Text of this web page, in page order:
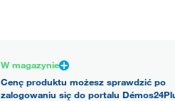
W magazynie
Cenę produktu możesz sprawdzić po
zalogowaniu się do portalu